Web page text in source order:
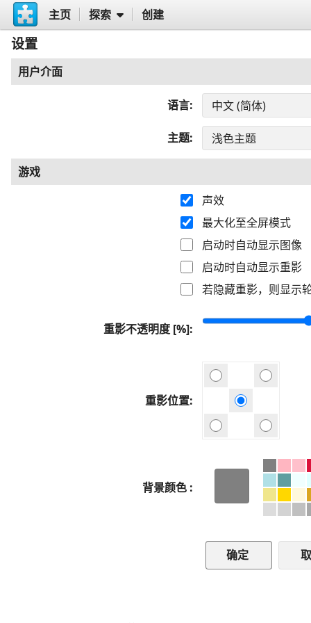
主页 探索 创建
设置
用户介面
语言
主题
游戏
声效
最大化至全屏模式
启动时自动显示图像
启动时自动显示重影
若隐藏重影，则显示
重影不透明度 [%]
重影位置
背景颜色